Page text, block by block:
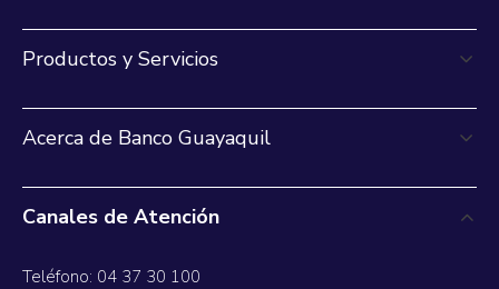
Productos y Servicios
Acerca de Banco Guayaquil
Canales de Atención
Teléfono: 04 37 30 100